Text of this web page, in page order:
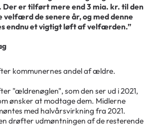
er tilført mere end 3 mia. kr. til den
velfærd de senere år, og med denne
endnu et vigtigt løft af velfærden.”
kommunernes andel af ældre.
"ældrenøglen", som den ser ud i 2021,
ønsker at modtage dem. Midlerne
med halvårsvirkning fra 2021.
drøfter udmøntningen af de resterende